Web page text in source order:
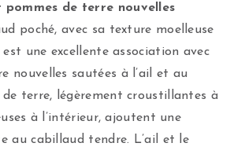
pommes de terre nouvelles
poché, avec sa texture moelleuse
une excellente association avec
nouvelles sautées à l’ail et au
de terre, légèrement croustillantes à
à l’intérieur, ajoutent une
au cabillaud tendre. L’ail et le